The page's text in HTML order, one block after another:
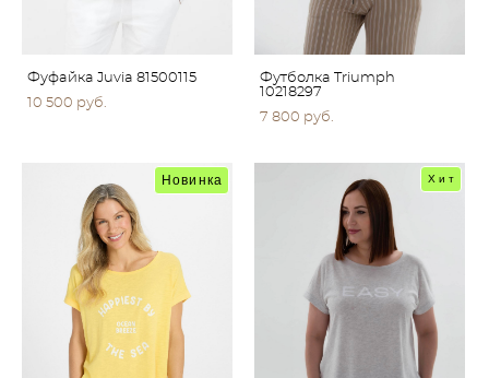
Фуфайка Juvia 81500115
10 500 pуб.
Футболка Triumph
10218297
7 800 pуб.
Новинка Хит